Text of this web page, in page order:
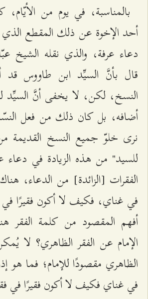
بالمناسبة، في يوم من
أحد الإخوة عن ذلك المقطع
دعاء عرفة، والذي نقله الشيخ
قال بأنَّ السيِّد ابن طاووس
النسخ، لكن، لا يخفى أنَّ
أضافه، بل كان ذلك من فعل
نرى خلوّ جميع النسخ القديمة
للسيد" من هذه الزيادة في
الفقرات [الزائدة] من الدعاء،
في غناي، فكيف لا أكون فقيرًا
أفهم المقصود من كلمة الفقر
الإمام عن الفقر الظاهري؟ لا
الظاهري مقصودًا للإمام؛ فما هو
في غناي فكيف لا أكون فقيرًا في